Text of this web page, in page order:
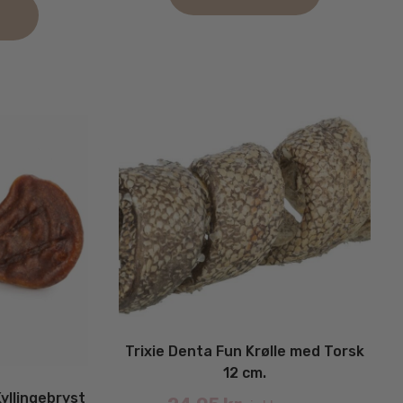
kr..
Trixie Denta Fun Krølle med Torsk
12 cm.